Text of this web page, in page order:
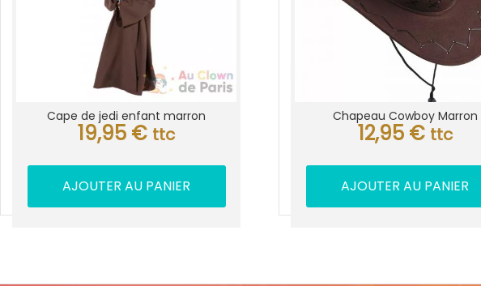
Cape de jedi enfant marron
19,95 € ttc
AJOUTER AU PANIER
Chapeau Cowboy Marron
12,95 € ttc
AJOUTER AU PANIER